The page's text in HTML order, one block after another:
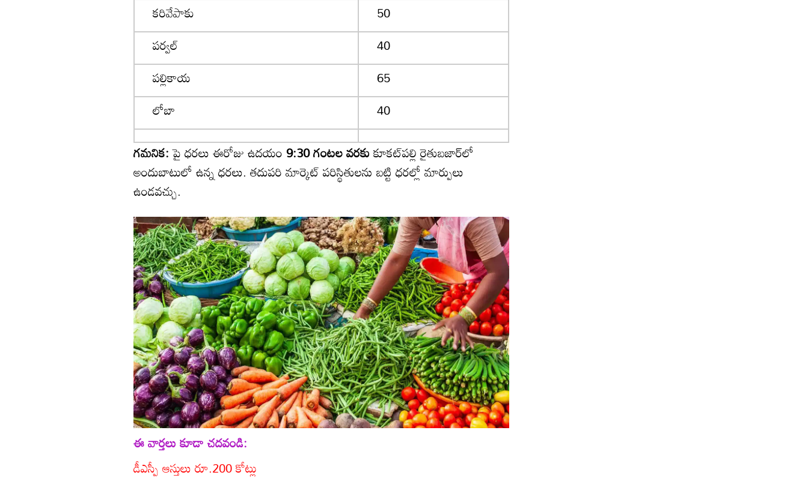
కరివేపాకు
50
పర్వల్
40
పల్లికాయ
65
లోబా
40
గమనిక:పై ధరలు ఈరోజు ఉదయం9:30 గంటల వరకుకూకట్‌పల్లి రైతుబజార్‌లో
అందుబాటులో ఉన్న ధరలు. తదుపరి మార్కెట్ పరిస్థితులను బట్టి ధరల్లో మార్పులు
ఉండవచ్చు.
ఈ వార్తలు కూడా చదవండి:
డీఎస్పీ ఆస్తులు రూ.200 కోట్లు